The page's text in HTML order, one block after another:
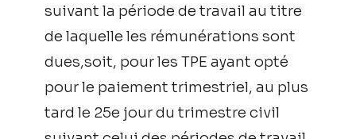
suivant la période de travail au titre
de laquelle les rémunérations sont
dues,soit, pour les TPE ayant opté
pour le paiement trimestriel, au plus
tard le 25e jour du trimestre civil